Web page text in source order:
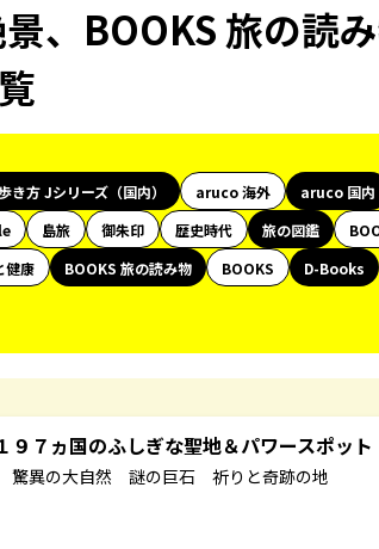
、BOOKS 旅の読
き方 Jシリーズ（国内） aruco 海外 aruco 国内
島旅 御朱印 歴史時代 旅の図鑑
健康 BOOKS 旅の読み物 BOOKS
D-Books
７ヵ国のふしぎな聖地＆パワースポット
驚異の大自然 謎の巨石 祈りと奇跡の地